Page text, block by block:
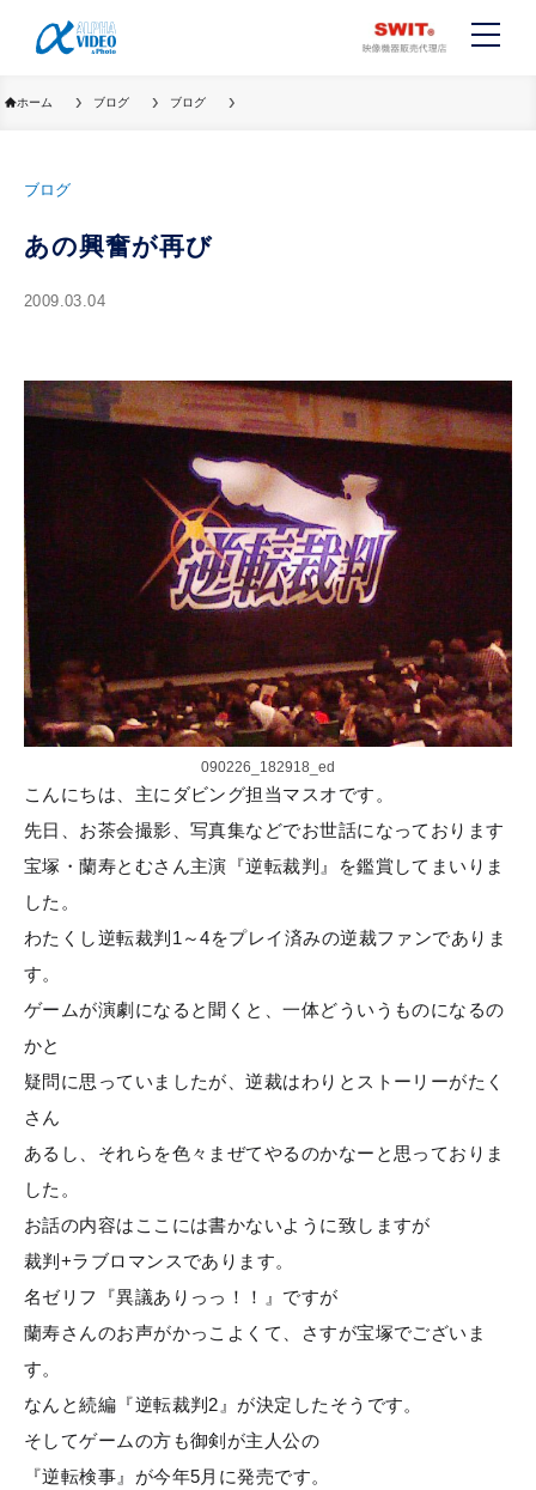
ホーム ブログ ブログ
ブログ
あの興奮が再び
2009.03.04
090226_182918_ed
こんにちは、主にダビング担当マスオです。
先日、お茶会撮影、写真集などでお世話になっております
宝塚・蘭寿とむさん主演『逆転裁判』を鑑賞してまいりま
した。
わたくし逆転裁判1～4をプレイ済みの逆裁ファンでありま
す。
ゲームが演劇になると聞くと、一体どういうものになるの
かと
疑問に思っていましたが、逆裁はわりとストーリーがたく
さん
あるし、それらを色々まぜてやるのかなーと思っておりま
した。
お話の内容はここには書かないように致しますが
裁判+ラブロマンスであります。
名ゼリフ『異議ありっっ！！』ですが
蘭寿さんのお声がかっこよくて、さすが宝塚でございま
す。
なんと続編『逆転裁判2』が決定したそうです。
そしてゲームの方も御剣が主人公の
『逆転検事』が今年5月に発売です。